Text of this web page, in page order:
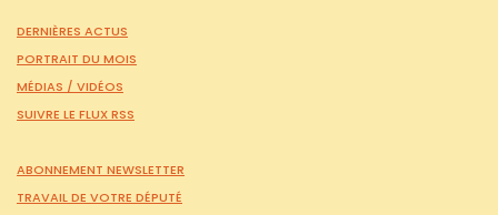
DERNIÈRES ACTUS
PORTRAIT DU MOIS
MÉDIAS / VIDÉOS
SUIVRE LE FLUX RSS
ABONNEMENT NEWSLETTER
TRAVAIL DE VOTRE DÉPUTÉ